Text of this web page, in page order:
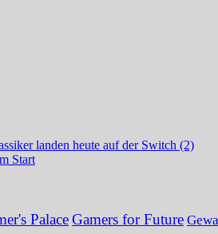
landen heute auf der Switch (2)
Start
PalaceGamers for Future